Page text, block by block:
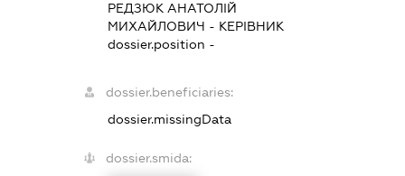
РЕДЗЮК АНАТОЛІЙ
МИХАЙЛОВИЧ - КЕРІВНИК
dossier.position -
dossier.beneficiaries:
dossier.missingData
dossier.smida: